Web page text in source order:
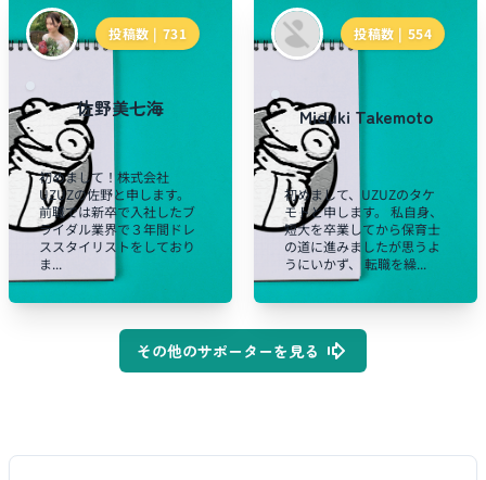
投稿数 | 731
佐野美七海
初めまして！株式会社
UZUZの佐野と申します。
前職では新卒で入社したブ
ライダル業界で３年間ドレ
ススタイリストをしており
ま...
投稿数 | 554
Miduki Takemoto
初めまして、UZUZのタケ
モトと申します。 私自身、
短大を卒業してから保育士
の道に進みましたが思うよ
うにいかず、 転職を繰...
その他のサポーターを見る